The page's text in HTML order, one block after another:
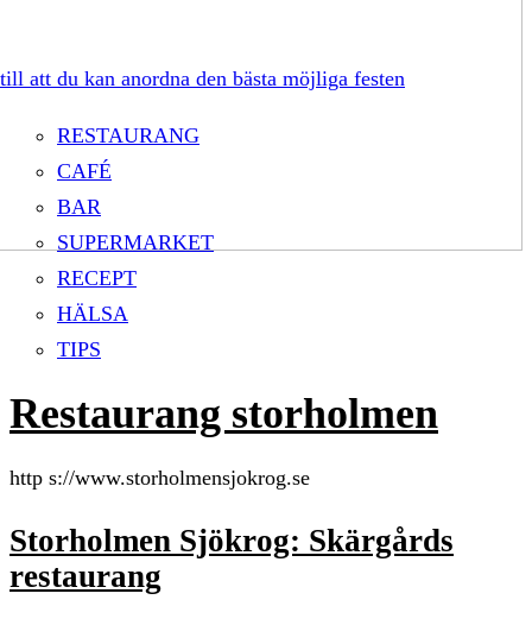
att du kan anordna den bästa möjliga festen
RESTAURANG
CAFÉ
BAR
SUPERMARKET
RECEPT
HÄLSA
TIPS
Restaurang storholmen
http s://www.storholmensjokrog.se
Storholmen Sjökrog: Skärgårds
restaurang